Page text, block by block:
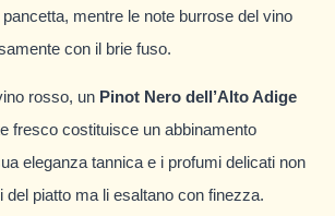
mentre le note burrose del vino
con il brie fuso.
rosso, un Pinot Nero dell’Alto Adige
fresco costituisce un abbinamento
eleganza tannica e i profumi delicati non
del piatto ma li esaltano con finezza.